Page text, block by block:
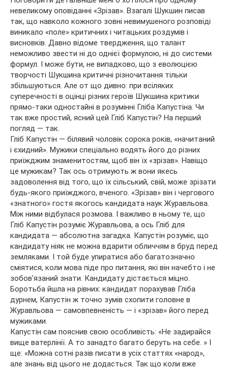
невеликому оповіданні «Зрізав». Взагалі Шукшин писав
так, що навколо кожного зовні невимушеного розповіді
виникало «поле» критичних і читацьких роздумів і
висновків. Давно відоме твердження, що талант
неможливо звести ні до однієї формулою, ні до системи
формул. І може бути, не випадково, що з еволюцією
творчості Шукшина критичні різночитання тільки
збільшуються. Але от що дивно: при всіляких
суперечності в оцінці різних героїв Шукшина критики
прямо-таки одностайні в розумінні Гліба Капустіна. Чи
так вже простий, ясний цей Гліб Капустін? На перший
погляд — так.
Гліб Капустін — білявий чоловік сорока років, «начитаний
і єхидний». Мужики спеціально водять його до різних
приїжджим знаменитостям, щоб він їх «зрізав». Навіщо
це мужикам? Так ось отримують ж вони якесь
задоволення від того, що їх сільський, свій, може зрізати
будь-якого приїжджого, вченого. «Зрізав» він і чергового
«знатного» гостя якогось кандидата наук Журавльова.
Між ними відбулася розмова. І важливо в ньому те, що
Гліб Капустін розуміє Журавльова, а ось Гліб для
кандидата — абсолютна загадка. Капустін розуміє, що
кандидату ніяк не можна вдарити обличчям в бруд перед
земляками. І той буде упиратися або багатозначно
сміятися, коли мова піде про питання, які він начебто і не
зобов’язаний знати. Кандидату дістається міцно.
Боротьба йшла на рівних: кандидат порахував Гліба
дурнем, Капустін ж точно зумів схопити головне в
Журавльова — самовпевненість — і «зрізав» його перед
мужиками.
Капустін сам пояснив свою особливість: «Не задирайся
вище ватерлінії. А то занадто багато беруть на себе. » І
ще: «Можна сотні разів писати в усіх статтях «народ»,
але знань від цього не додасться. Так що коли вже